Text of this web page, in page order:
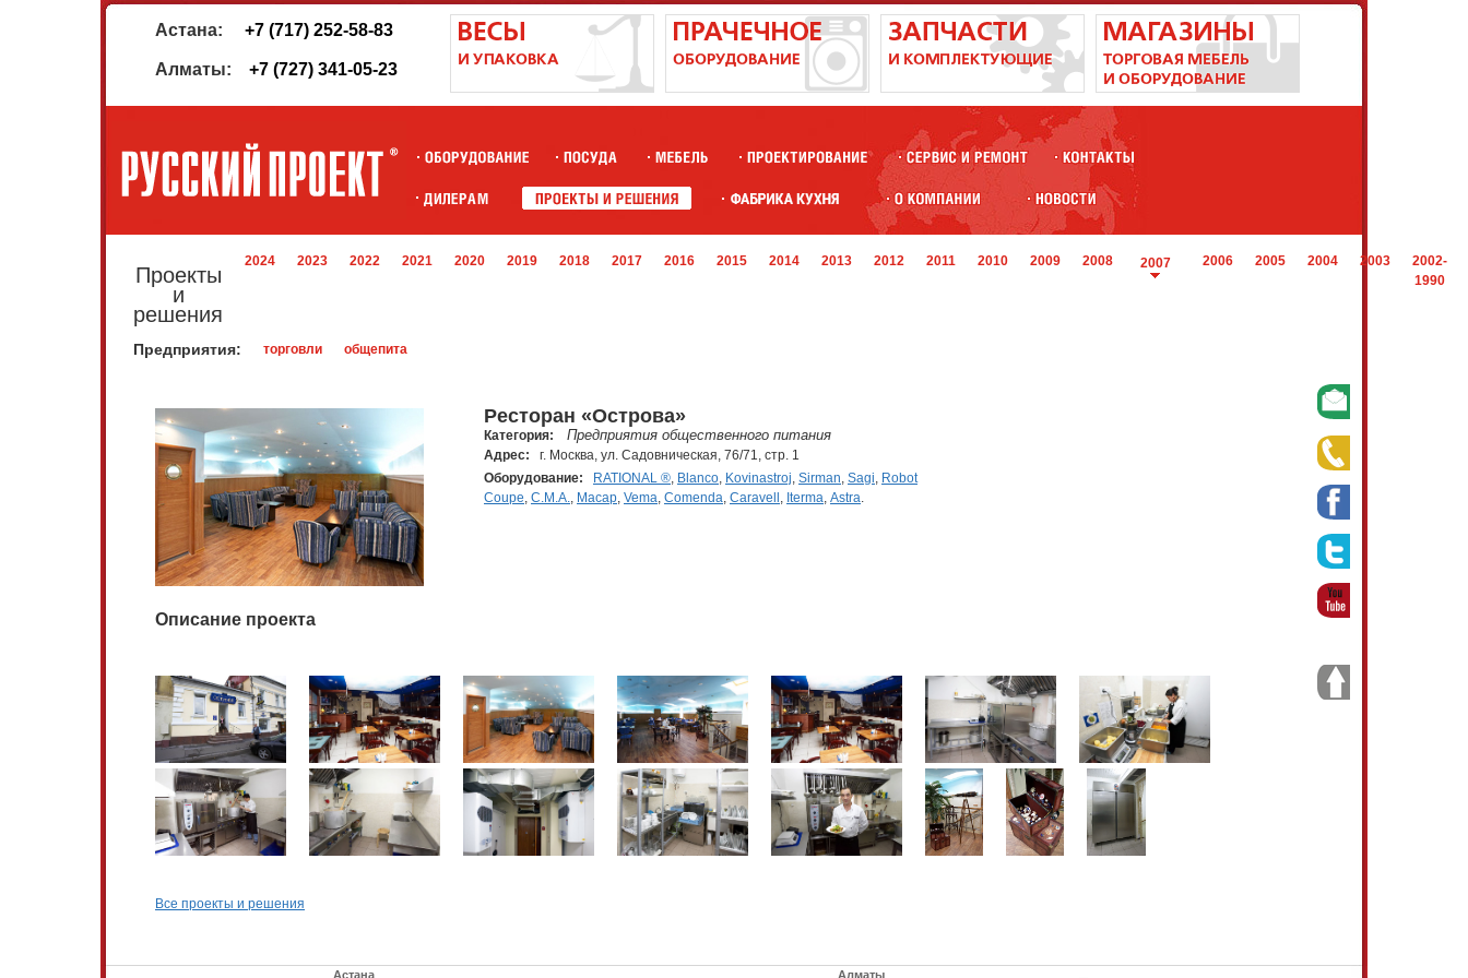
Астана: +7 (717) 252-58-83
Алматы: +7 (727) 341-05-23
Проекты
и
решения
2024 2023 2022 2021 2020 2019 2018 2017 2016 2015 2014 2013 2012 2011 2010 2009 2008 2007 2006 2005 2004 2003
2002-
1990
Предприятия: торговли общепита
Ресторан «Острова»
Категория: Предприятия общественного питания
Адрес:
г. Москва, ул. Садовническая, 76/71, стр. 1
Оборудование:
RATIONAL ®, Blanco, Kovinastroj, Sirman, Sagi, Robot
Coupe, C.M.A., Macap, Vema, Comenda, Caravell , Iterma, Astra.
Описание проекта
Все проекты и решения
Астана Алматы